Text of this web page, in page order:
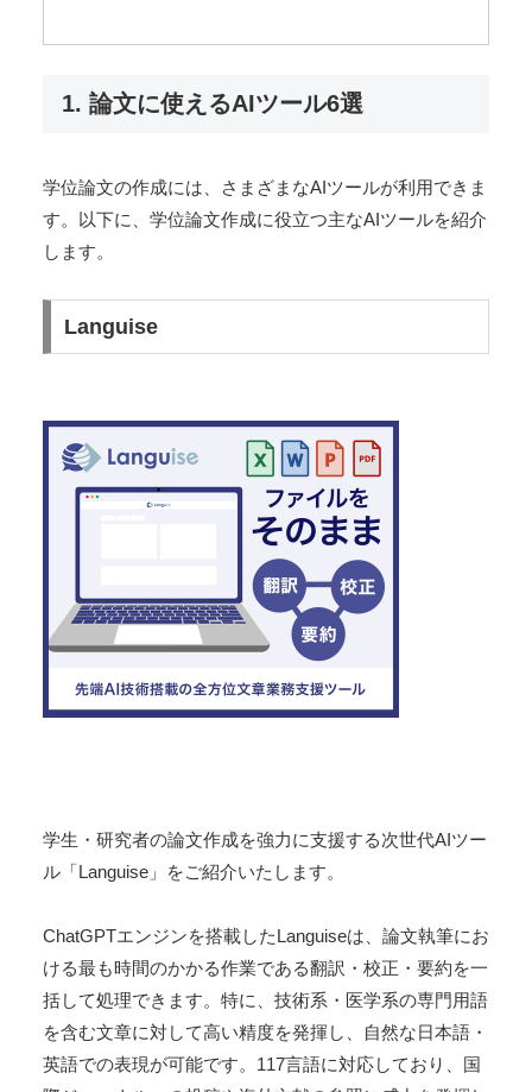
1. 論文に使えるAIツール6選
学位論文の作成には、さまざまなAIツールが利用できま
す。以下に、学位論文作成に役立つ主なAIツールを紹介
します。
Languise
学生・研究者の論文作成を強力に支援する次世代AIツー
ル「Languise」をご紹介いたします。
ChatGPTエンジンを搭載したLanguiseは、論文執筆にお
ける最も時間のかかる作業である翻訳・校正・要約を一
括して処理できます。特に、技術系・医学系の専門用語
を含む文章に対して高い精度を発揮し、自然な日本語・
英語での表現が可能です。117言語に対応しており、国